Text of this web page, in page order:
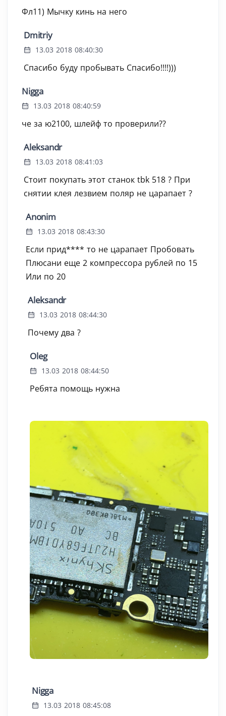
Фл11) Мычку кинь на него
Dmitriy
13.03 2018 08:40:30
Спасибо буду пробывать Спасибо!!!!)))
Nigga
13.03 2018 08:40:59
че за ю2100, шлейф то проверили??
Aleksandr
13.03 2018 08:41:03
Стоит покупать этот станок tbk 518 ? При
снятии клея лезвием поляр не царапает ?
Anonim
13.03 2018 08:43:30
Если прид**** то не царапает Пробовать
Плюсани еще 2 компрессора рублей по 15
Или по 20
Aleksandr
13.03 2018 08:44:30
Почему два ?
Oleg
13.03 2018 08:44:50
Ребята помощь нужна
Nigga
13.03 2018 08:45:08